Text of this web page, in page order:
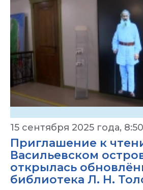
15 сентября 2025 года, 8:50
Приглашение к
Васильевском
открылась
библиотека Л. Н.